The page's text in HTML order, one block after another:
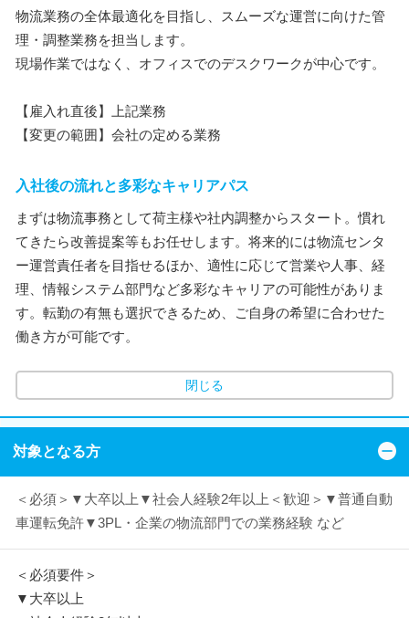
物流業務の全体最適化を目指し、スムーズな運営に向けた管
理・調整業務を担当します。
現場作業ではなく、オフィスでのデスクワークが中心です。
【雇入れ直後】上記業務
【変更の範囲】会社の定める業務
入社後の流れと多彩なキャリアパス
まずは物流事務として荷主様や社内調整からスタート。慣れ
てきたら改善提案等もお任せします。将来的には物流センタ
ー運営責任者を目指せるほか、適性に応じて営業や人事、経
理、情報システム部門など多彩なキャリアの可能性がありま
す。転勤の有無も選択できるため、ご自身の希望に合わせた
働き方が可能です。
閉じる
対象となる方
＜必須＞▼大卒以上▼社会人経験2年以上＜歓迎＞▼普通自動
車運転免許▼3PL・企業の物流部門での業務経験 など
＜必須要件＞
▼大卒以上